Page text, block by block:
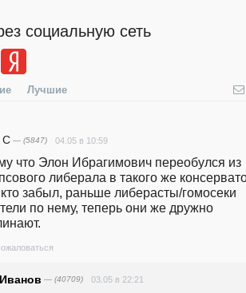
социальную сеть
Лучшие
С — (5847) 04.05 в 10:59
что Элон Ибрагимович переобулся из
либерала в такого же
забыл, раньше либерасты/гомосеки
по нему, теперь они же дружно
— (40709) 03.05 в 22:21